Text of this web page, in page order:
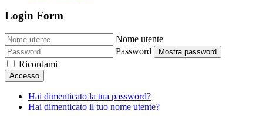
Login Form
Nome utente
Password
Mostra password
Ricordami
Accesso
Hai dimenticato la tua password?
Hai dimenticato il tuo nome utente?